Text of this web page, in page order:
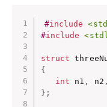
#include
#include
struct
{
int n1 , n2 ,
} ;